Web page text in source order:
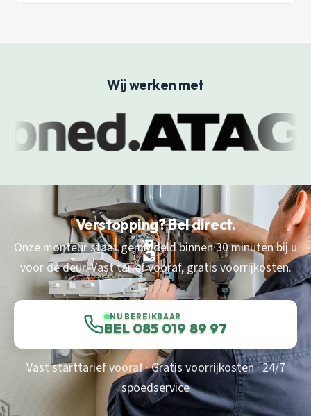
Wij werken met
Verstopping? Bel direct.
Onze monteur staat gemiddeld binnen 30 minuten bij u
voor de deur. Vast tarief vooraf, gratis voorrijkosten.
NU BEREIKBAAR
BEL 085 019 89 97
Vast starttarief vooraf · Gratis voorrijkosten · 24/7
spoedservice